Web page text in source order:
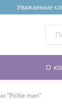
Уважаемые
О
"Pickle man"